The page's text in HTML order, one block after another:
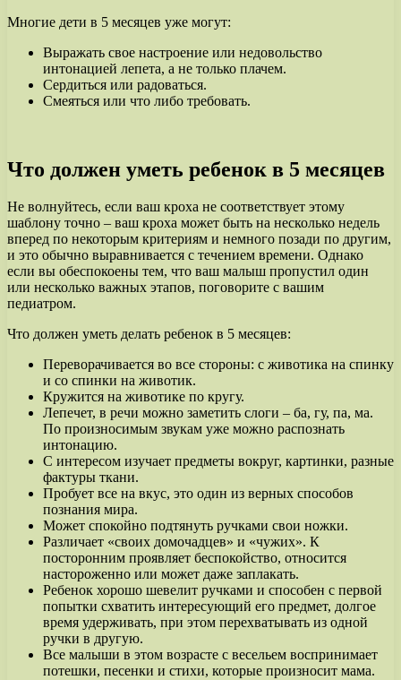
Многие дети в 5 месяцев уже могут:
Выражать свое настроение или недовольство
интонацией лепета, а не только плачем.
Сердиться или радоваться.
Смеяться или что либо требовать.
Что должен уметь ребенок в 5 месяцев
Не волнуйтесь, если ваш кроха не соответствует этому
шаблону точно – ваш кроха может быть на несколько недель
вперед по некоторым критериям и немного позади по другим,
и это обычно выравнивается с течением времени. Однако
если вы обеспокоены тем, что ваш малыш пропустил один
или несколько важных этапов, поговорите с вашим
педиатром.
Что должен уметь делать ребенок в 5 месяцев:
Переворачивается во все стороны: с животика на спинку
и со спинки на животик.
Кружится на животике по кругу.
Лепечет, в речи можно заметить слоги – ба, гу, па, ма.
По произносимым звукам уже можно распознать
интонацию.
С интересом изучает предметы вокруг, картинки, разные
фактуры ткани.
Пробует все на вкус, это один из верных способов
познания мира.
Может спокойно подтянуть ручками свои ножки.
Различает «своих домочадцев» и «чужих». К
посторонним проявляет беспокойство, относится
настороженно или может даже заплакать.
Ребенок хорошо шевелит ручками и способен с первой
попытки схватить интересующий его предмет, долгое
время удерживать, при этом перехватывать из одной
ручки в другую.
Все малыши в этом возрасте с весельем воспринимает
потешки, песенки и стихи, которые произносит мама.